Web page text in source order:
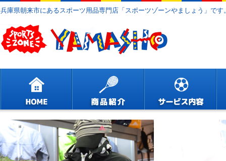
兵庫県朝来市にあるスポーツ用品専門店「スポーツゾーンやましょう」です